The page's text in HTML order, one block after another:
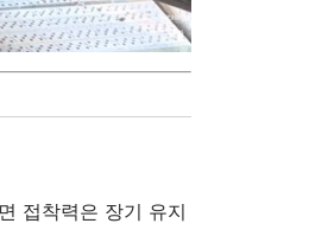
접착력은 장기 유지